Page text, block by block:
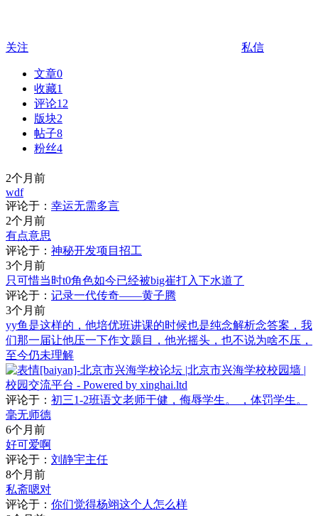
关注 私信
文章0
收藏1
评论12
版块2
帖子8
粉丝4
2个月前
wdf
评论于： 幸运无需多言
2个月前
有点意思
评论于： 神秘开发项目招工
3个月前
只可惜当时t0角色如今已经被big崔打入下水道了
评论于： 记录一代传奇——黄子腾
3个月前
yy鱼是这样的，他培优班讲课的时候也是纯念解析念答案，我
们那一届让他压一下作文题目，他光摇头，也不说为啥不压，
至今仍未理解
评论于： 初三1-2班语文老师于健，侮辱学生。 ，体罚学生。
毫无师德
6个月前
好可爱啊
评论于： 刘静宇主任
8个月前
私斋嗯对
评论于： 你们觉得杨翊这个人怎么样